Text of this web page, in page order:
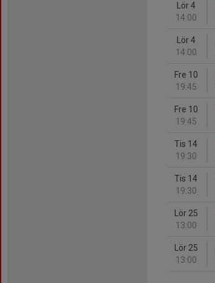
Lör 4
14:00
Lör 4
14:00
Fre 10
19:45
Fre 10
19:45
Tis 14
19:30
Tis 14
19:30
Lör 25
13:00
Lör 25
13:00